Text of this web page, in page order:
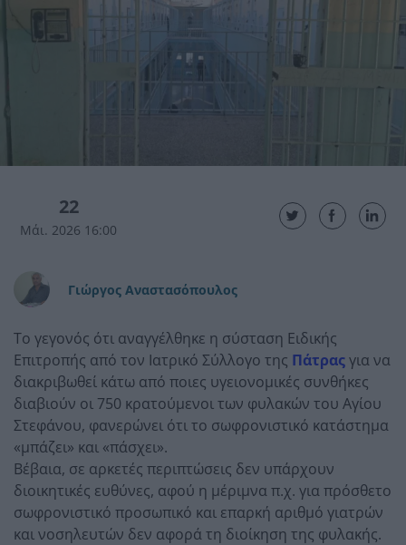
22
Μάι. 2026 16:00
Γιώργος Αναστασόπουλος
Το γεγονός ότι αναγγέλθηκε η σύσταση Ειδικής
Επιτροπής από τον Ιατρικό Σύλλογο της Πάτραςγια να
διακριβωθεί κάτω από ποιες υγειονομικές συνθήκες
διαβιούν οι 750 κρατούμενοι των φυλακών του Αγίου
Στεφάνου, φανερώνει ότι το σωφρονιστικό κατάστημα
«μπάζει» και «πάσχει».
Βέβαια, σε αρκετές περιπτώσεις δεν υπάρχουν
διοικητικές ευθύνες, αφού η μέριμνα π.χ. για πρόσθετο
σωφρονιστικό προσωπικό και επαρκή αριθμό γιατρών
και νοσηλευτών δεν αφορά τη διοίκηση της φυλακής.